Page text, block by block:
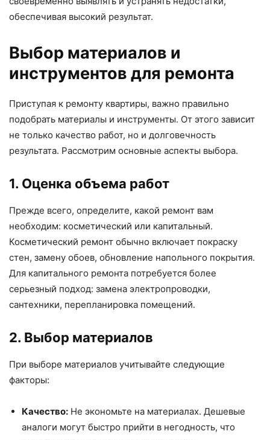
обеспечивая высокий результат.
Выбор материалов и
инструментов для ремонта
Приступая к ремонту квартиры, важно правильно
подобрать материалы и инструменты. От этого зависит
не только качество работ, но и долговечность
результата. Рассмотрим основные аспекты выбора.
1. Оценка объема работ
Прежде всего, определите, какой ремонт вам
необходим: косметический или капитальный.
Косметический ремонт обычно включает покраску
стен, замену обоев, обновление напольного покрытия.
Для капитального ремонта потребуется более
серьезный подход: замена электропроводки,
сантехники, перепланировка помещений.
2. Выбор материалов
При выборе материалов учитывайте следующие
факторы:
Качество: Не экономьте на материалах. Дешевые
аналоги могут быстро прийти в негодность, что